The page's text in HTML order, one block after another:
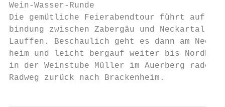
Wein-Wasser-Runde
Die gemütliche Feierabendtour führt auf
bindung zwischen Zabergäu und
Lauffen. Beschaulich geht es dann am
heim und leicht bergauf weiter bis
in der Weinstube Müller im Auerberg
Radweg zurück nach Brackenheim.